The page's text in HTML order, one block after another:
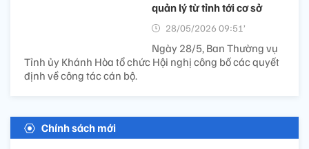
quản lý từ tỉnh tới cơ sở
28/05/2026 09:51’
Ngày 28/5, Ban Thường vụ
Tỉnh ủy Khánh Hòa tổ chức Hội nghị công bố các quyết
định về công tác cán bộ.
Chính sách mới